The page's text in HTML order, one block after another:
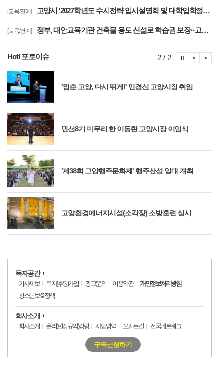
[교육/연예] 고양시 '2027학년도 수시전략 입시설명회 및 대학입학정보박람회' 8일 개최
[교육/연예] 정부, 대안교육기관 건축물 용도 신설로 학습권 보장··고양자유학교 문제 해소
Hot! 포토이슈
'멈춘 고양, 다시 뛰게!' 민경선 고양시장 취임
민선8기 마무리 한 이동환 고양시장 이임식
'제38회 고양행주문화제' 행주산성 일대 개최
고양환경에너지시설(소각장) 소방훈련 실시
2 / 2 포
포토이
독자공간
기사제보 독자(후원)가입 광고문의 이용약관
개인정보처리방침
청소년보호정책
회사소개
회사소개 윤리(편집규약)강령 사업영역 오시는길 전국네트워크
구독신청하기